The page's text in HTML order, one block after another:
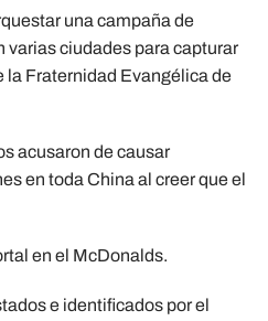
una campaña de
ciudades para capturar
la Fraternidad Evangélica de
acusaron de causar
en toda China al creer que el
en el McDonalds.
e identificados por el